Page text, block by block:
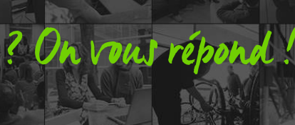
On vous répond !